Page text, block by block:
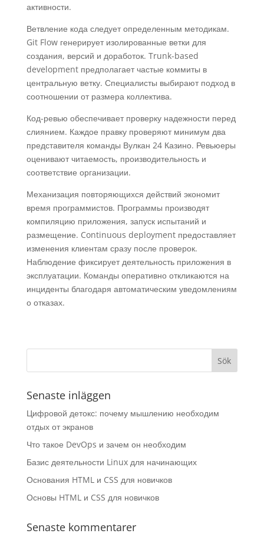
активности.
Ветвление кода следует определенным методикам.
Git Flow генерирует изолированные ветки для
создания, версий и доработок. Trunk-based
development предполагает частые коммиты в
центральную ветку. Специалисты выбирают подход в
соотношении от размера коллектива.
Код-ревью обеспечивает проверку надежности перед
слиянием. Каждое правку проверяют минимум два
представителя команды Вулкан 24 Казино. Ревьюеры
оценивают читаемость, производительность и
соответствие организации.
Механизация повторяющихся действий экономит
время программистов. Программы производят
компиляцию приложения, запуск испытаний и
размещение. Continuous deployment предоставляет
изменения клиентам сразу после проверок.
Наблюдение фиксирует деятельность приложения в
эксплуатации. Команды оперативно откликаются на
инциденты благодаря автоматическим уведомлениям
о отказах.
Senaste inläggen
Цифровой детокс: почему мышлению необходим
отдых от экранов
Что такое DevOps и зачем он необходим
Базис деятельности Linux для начинающих
Основания HTML и CSS для новичков
Основы HTML и CSS для новичков
Senaste kommentarer